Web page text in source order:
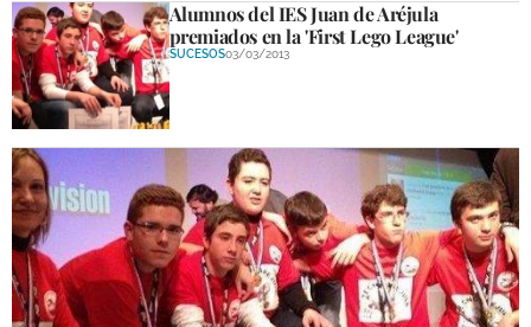
Alumnos del IES Juan de Aréjula
premiados en la 'First Lego League'
SUCESOS03/03/2013